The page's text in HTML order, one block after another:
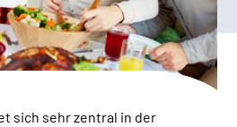
(DGS)
sich sehr zentral in der